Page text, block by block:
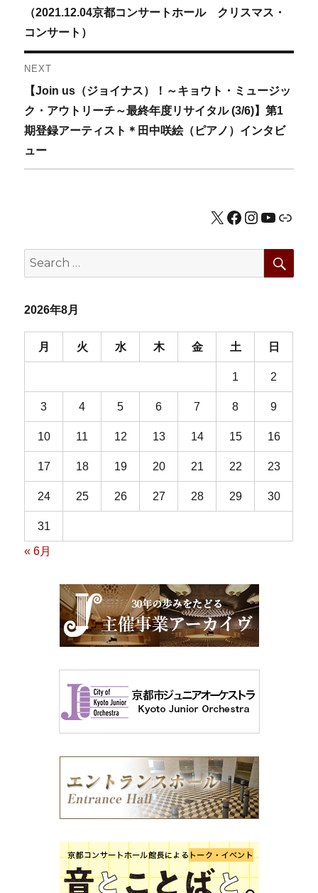
ナ
ビ
ゲ
ー
シ
post:
（2021.12.04京都コンサートホール クリスマス・
コンサート）
NEXT
Next
post:
【Join us（ジョイナス）！～キョウト・ミュージッ
ク・アウトリーチ～最終年度リサイタル (3/6)】第1
期登録アーティスト＊田中咲絵（ピアノ）インタビ
ュー
X Facebook
Instagram
公式HP
Search
for:
2026年8月
月 火 水 木 金 土 日
1 2
3 4 5 6 7 8 9
10 11 12 13 14 15 16
17 18 19 20 21 22 23
24 25 26 27 28 29 30
31
« 6月